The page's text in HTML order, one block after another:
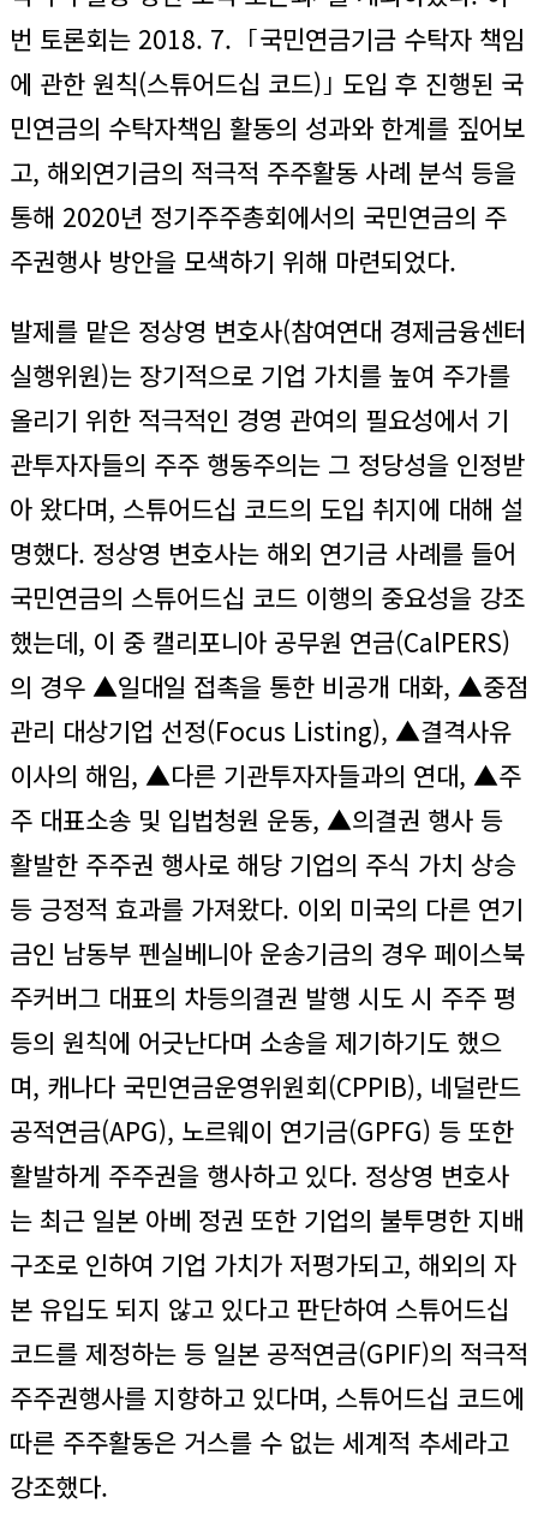
번 토론회는 2018. 7. ｢국민연금기금 수탁자 책임
에 관한 원칙(스튜어드십 코드)｣ 도입 후 진행된 국
민연금의 수탁자책임 활동의 성과와 한계를 짚어보
고, 해외연기금의 적극적 주주활동 사례 분석 등을
통해 2020년 정기주주총회에서의 국민연금의 주
주권행사 방안을 모색하기 위해 마련되었다.
발제를 맡은 정상영 변호사(참여연대 경제금융센터
실행위원)는 장기적으로 기업 가치를 높여 주가를
올리기 위한 적극적인 경영 관여의 필요성에서 기
관투자자들의 주주 행동주의는 그 정당성을 인정받
아 왔다며, 스튜어드십 코드의 도입 취지에 대해 설
명했다. 정상영 변호사는 해외 연기금 사례를 들어
국민연금의 스튜어드십 코드 이행의 중요성을 강조
했는데, 이 중 캘리포니아 공무원 연금(CalPERS)
의 경우 ▲일대일 접촉을 통한 비공개 대화, ▲중점
관리 대상기업 선정(Focus Listing), ▲결격사유
이사의 해임, ▲다른 기관투자자들과의 연대, ▲주
주 대표소송 및 입법청원 운동, ▲의결권 행사 등
활발한 주주권 행사로 해당 기업의 주식 가치 상승
등 긍정적 효과를 가져왔다. 이외 미국의 다른 연기
금인 남동부 펜실베니아 운송기금의 경우 페이스북
주커버그 대표의 차등의결권 발행 시도 시 주주 평
등의 원칙에 어긋난다며 소송을 제기하기도 했으
며, 캐나다 국민연금운영위원회(CPPIB), 네덜란드
공적연금(APG), 노르웨이 연기금(GPFG) 등 또한
활발하게 주주권을 행사하고 있다. 정상영 변호사
는 최근 일본 아베 정권 또한 기업의 불투명한 지배
구조로 인하여 기업 가치가 저평가되고, 해외의 자
본 유입도 되지 않고 있다고 판단하여 스튜어드십
코드를 제정하는 등 일본 공적연금(GPIF)의 적극적
주주권행사를 지향하고 있다며, 스튜어드십 코드에
따른 주주활동은 거스를 수 없는 세계적 추세라고
강조했다.